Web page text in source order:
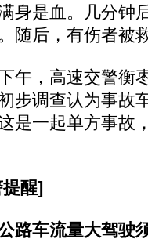
身是血。几分钟
随后，有伤者被
，高速交警衡枣
步调查认为事故
是一起单方事故
醒]
路车流量大驾驶